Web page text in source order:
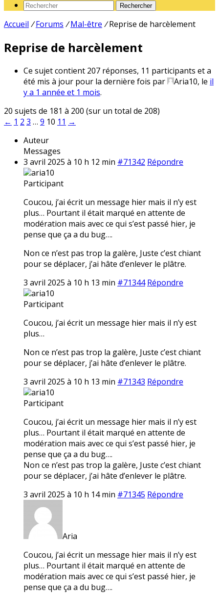
Rechercher
Accueil / Forums / Mal-être / Reprise de harcèlement
Reprise de harcèlement
Ce sujet contient 207 réponses, 11 participants et a
été mis à jour pour la dernière fois par
Aria10, le il
y a 1 année et 1 mois.
20 sujets de 181 à 200 (sur un total de 208)
← 1 2 3 … 9 10 11 →
Auteur
Messages
3 avril 2025 à 10 h 12 min #71342 Répondre
aria10
Participant
Coucou, j’ai écrit un message hier mais il n’y est
plus… Pourtant il était marqué en attente de
modération mais avec ce qui s’est passé hier, je
pense que ça a du bug….
Non ce n’est pas trop la galère, Juste c’est chiant
pour se déplacer, j’ai hâte d’enlever le plâtre.
3 avril 2025 à 10 h 13 min #71344 Répondre
aria10
Participant
Coucou, j’ai écrit un message hier mais il n’y est
plus…
Non ce n’est pas trop la galère, Juste c’est chiant
pour se déplacer, j’ai hâte d’enlever le plâtre.
3 avril 2025 à 10 h 13 min #71343 Répondre
aria10
Participant
Coucou, j’ai écrit un message hier mais il n’y est
plus… Pourtant il était marqué en attente de
modération mais avec ce qui s’est passé hier, je
pense que ça a du bug….
Non ce n’est pas trop la galère, Juste c’est chiant
pour se déplacer, j’ai hâte d’enlever le plâtre.
3 avril 2025 à 10 h 14 min #71345 Répondre
Aria
Coucou, j’ai écrit un message hier mais il n’y est
plus… Pourtant il était marqué en attente de
modération mais avec ce qui s’est passé hier, je
pense que ça a du bug….